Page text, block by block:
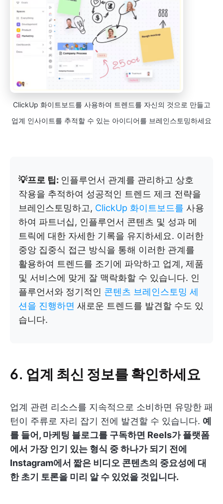
ClickUp 화이트보드를 사용하여 트렌드를 자신의 것으로 만들고
업계 인사이트를 추적할 수 있는 아이디어를 브레인스토밍하세요
💡프로 팁: 인플루언서 관계를 관리하고 상호
작용을 추적하여 성공적인 트렌드 제크 전략을
브레인스토밍하고, ClickUp 화이트보드를 사용
하여 파트너십, 인플루언서 콘텐츠 및 성과 메
트릭에 대한 자세한 기록을 유지하세요. 이러한
중앙 집중식 접근 방식을 통해 이러한 관계를
활용하여 트렌드를 조기에 파악하고 업계, 제품
및 서비스에 맞게 잘 맥락화할 수 있습니다. 인
플루언서와 정기적인 콘텐츠 브레인스토밍 세
션을 진행하면 새로운 트렌드를 발견할 수도 있
습니다.
6. 업계 최신 정보를 확인하세요
업계 관련 리소스를 지속적으로 소비하면 유망한 패
턴이 주류로 자리 잡기 전에 발견할 수 있습니다. 예
를 들어, 마케팅 블로그를 구독하면 Reels가 플랫폼
에서 가장 인기 있는 형식 중 하나가 되기 전에
Instagram에서 짧은 비디오 콘텐츠의 중요성에 대
한 초기 토론을 미리 알 수 있었을 것입니다.